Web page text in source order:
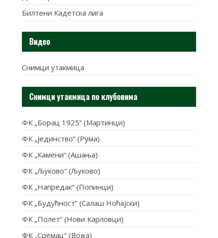
Билтени Кадетска лига
Видео
Снимци утакмица
Снимци утакмица по клубовима
ФК „Борац 1925“ (Мартинци)
ФК „Јединство“ (Рума)
ФК „Камени“ (Ашања)
ФК „Љуково“ (Љуково)
ФК „Напредак“ (Попинци)
ФК „Будућност“ (Салаш Ноћајски)
ФК „Полет“ (Нови Карловци)
ФК „Сремац“ (Војка)